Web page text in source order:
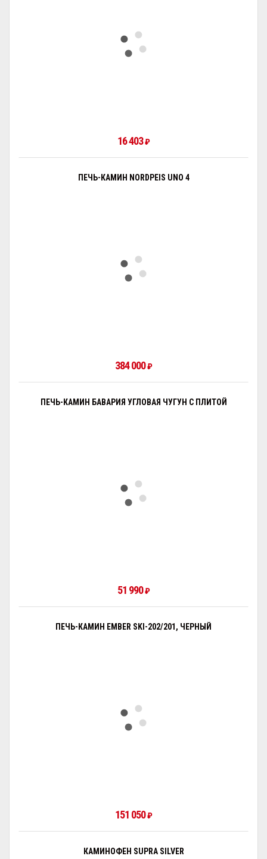
16 403₽
ПЕЧЬ-КАМИН NORDPEIS UNO 4
384 000₽
ПЕЧЬ-КАМИН БАВАРИЯ УГЛОВАЯ ЧУГУН С ПЛИТОЙ
51 990₽
ПЕЧЬ-КАМИН EMBER SKI-202/201, ЧЕРНЫЙ
151 050₽
КАМИНОФЕН SUPRA SILVER